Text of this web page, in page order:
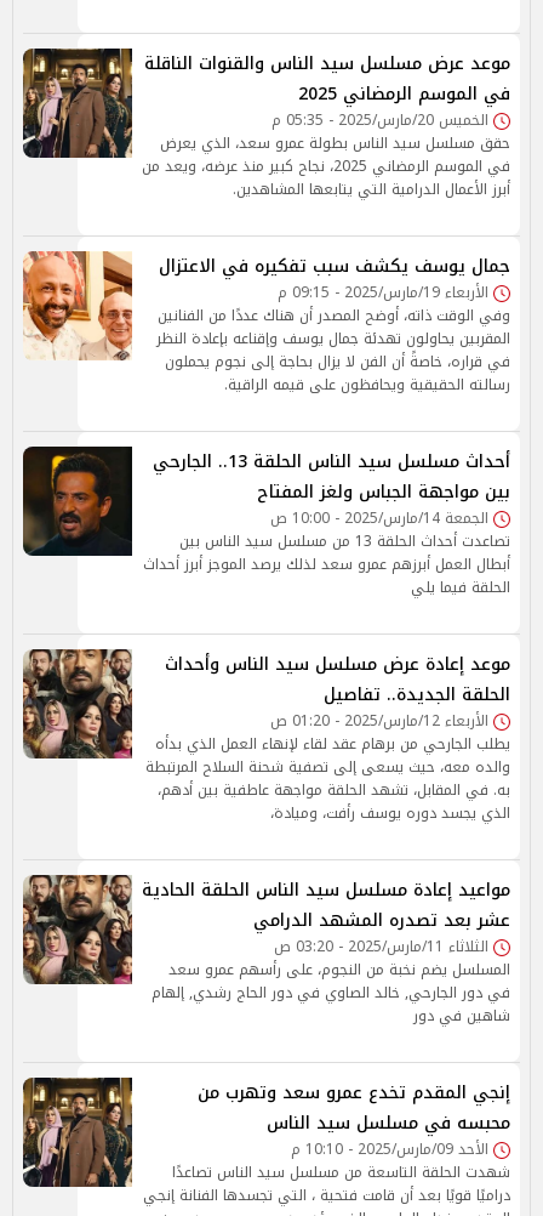
موعد عرض مسلسل سيد الناس والقنوات الناقلة
في الموسم الرمضاني 2025
الخميس 20/مارس/2025 - 05:35 م
حقق مسلسل سيد الناس بطولة عمرو سعد، الذي يعرض
في الموسم الرمضاني 2025، نجاح كبير منذ عرضه، ويعد من
أبرز الأعمال الدرامية التي يتابعها المشاهدين.
جمال يوسف يكشف سبب تفكيره في الاعتزال
الأربعاء 19/مارس/2025 - 09:15 م
وفي الوقت ذاته، أوضح المصدر أن هناك عددًا من الفنانين
المقربين يحاولون تهدئة جمال يوسف وإقناعه بإعادة النظر
في قراره، خاصةً أن الفن لا يزال بحاجة إلى نجوم يحملون
رسالته الحقيقية ويحافظون على قيمه الراقية.
أحداث مسلسل سيد الناس الحلقة 13.. الجارحي
بين مواجهة الجباس ولغز المفتاح
الجمعة 14/مارس/2025 - 10:00 ص
تصاعدت أحداث الحلقة 13 من مسلسل سيد الناس بين
أبطال العمل أبرزهم عمرو سعد لذلك يرصد الموجز أبرز أحداث
الحلقة فيما يلي
موعد إعادة عرض مسلسل سيد الناس وأحداث
الحلقة الجديدة.. تفاصيل
الأربعاء 12/مارس/2025 - 01:20 ص
يطلب الجارحي من برهام عقد لقاء لإنهاء العمل الذي بدأه
والده معه، حيث يسعى إلى تصفية شحنة السلاح المرتبطة
به. في المقابل، تشهد الحلقة مواجهة عاطفية بين أدهم،
الذي يجسد دوره يوسف رأفت، وميادة،
مواعيد إعادة مسلسل سيد الناس الحلقة الحادية
عشر بعد تصدره المشهد الدرامي
الثلاثاء 11/مارس/2025 - 03:20 ص
المسلسل يضم نخبة من النجوم، على رأسهم عمرو سعد
في دور الجارحي, خالد الصاوي في دور الحاج رشدي, إلهام
شاهين في دور
إنجي المقدم تخدع عمرو سعد وتهرب من
محبسه في مسلسل سيد الناس
الأحد 09/مارس/2025 - 10:10 م
شهدت الحلقة التاسعة من مسلسل سيد الناس تصاعدًا
دراميًا قويًا بعد أن قامت فتحية ، التي تجسدها الفنانة إنجي